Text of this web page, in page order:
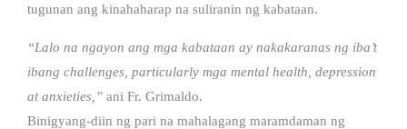
tugunan ang kinahaharap na suliranin ng kabataan.
“Lalo na ngayon ang mga kabataan ay nakakaranas ng iba’t
ibang challenges, particularly mga mental health, depression
at anxieties,” ani Fr. Grimaldo.
Binigyang-diin ng pari na mahalagang maramdaman ng